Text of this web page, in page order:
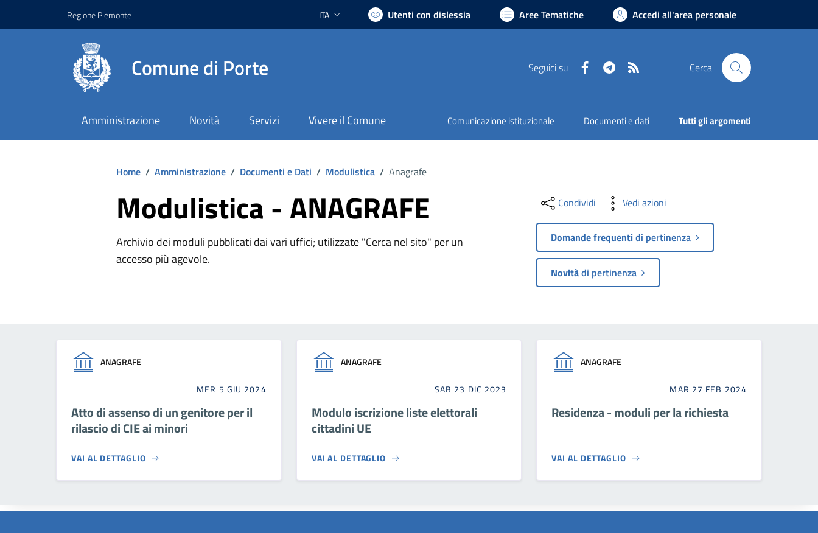
Regione Piemonte Lingua attiva:
ITA Utenti con dislessia Aree Tematiche Accedi all'area personale
Comune di Porte Seguici su FacebookTelegram Cerca
Amministrazione Novità Servizi Vivere il Comune Comunicazione istituzionale Documenti e dati Tutti gli argomenti
Home / Amministrazione / Documenti e Dati / Modulistica / Anagrafe
Modulistica - ANAGRAFE
Archivio dei moduli pubblicati dai vari uffici; utilizzate "Cerca nel sito" per un
accesso più agevole.
Condividi Vedi azioni
Domande frequentidi pertinenza
Novitàdi pertinenza
ANAGRAFE
MER 5 GIU 2024
Atto di assenso di un genitore per il
rilascio di CIE ai minori
VAI AL DETTAGLIO
ANAGRAFE
SAB 23 DIC 2023
Modulo iscrizione liste elettorali
cittadini UE
VAI AL DETTAGLIO
ANAGRAFE
MAR 27 FEB 2024
Residenza - moduli per la richiesta
VAI AL DETTAGLIO